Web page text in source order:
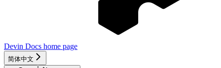
Devin Docs home page
简体中文